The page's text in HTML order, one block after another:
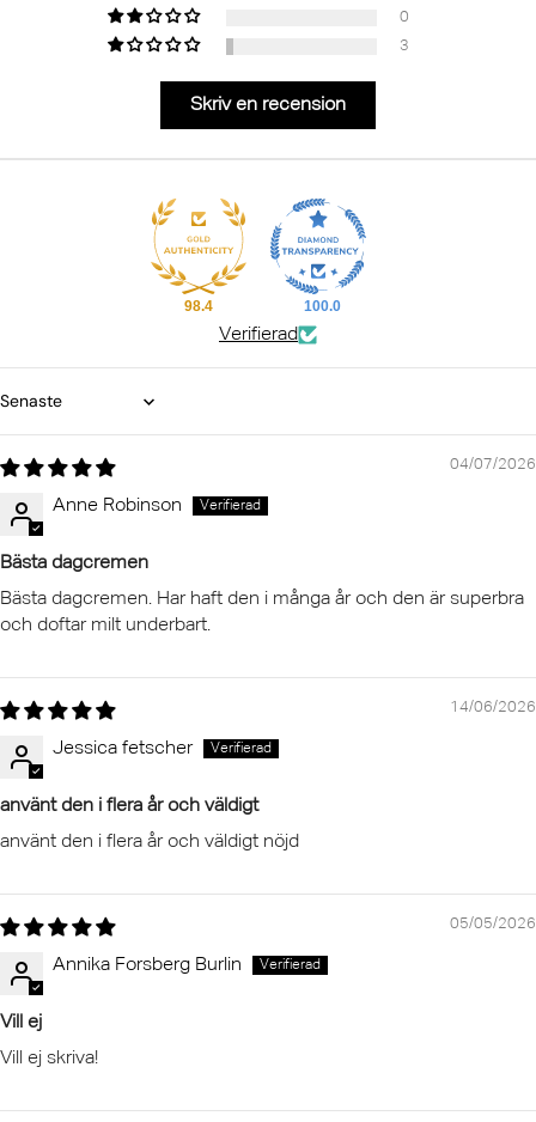
0
3
Skriv en recension
98.4 100.0
Verifierad
Sort by
04/07/2026
Anne Robinson
Bästa dagcremen
Bästa dagcremen. Har haft den i många år och den är superbra
och doftar milt underbart.
14/06/2026
Jessica fetscher
använt den i flera år och väldigt
använt den i flera år och väldigt nöjd
05/05/2026
Annika Forsberg Burlin
Vill ej
Vill ej skriva!